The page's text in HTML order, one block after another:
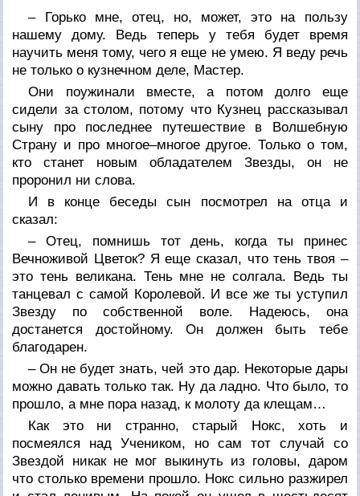
– Горько мне, отец, но, может, это на пользу
нашему дому. Ведь теперь у тебя будет время
научить меня тому, чего я еще не умею. Я веду речь
не только о кузнечном деле, Мастер.
Они поужинали вместе, а потом долго еще
сидели за столом, потому что Кузнец рассказывал
сыну про последнее путешествие в Волшебную
Страну и про многое–многое другое. Только о том,
кто станет новым обладателем Звезды, он не
проронил ни слова.
И в конце беседы сын посмотрел на отца и
сказал:
– Отец, помнишь тот день, когда ты принес
Вечноживой Цветок? Я еще сказал, что тень твоя –
это тень великана. Тень мне не солгала. Ведь ты
танцевал с самой Королевой. И все же ты уступил
Звезду по собственной воле. Надеюсь, она
достанется достойному. Он должен быть тебе
благодарен.
– Он не будет знать, чей это дар. Некоторые дары
можно давать только так. Ну да ладно. Что было, то
прошло, а мне пора назад, к молоту да клещам…
Как это ни странно, старый Нокс, хоть и
посмеялся над Учеником, но сам тот случай со
Звездой никак не мог выкинуть из головы, даром
что столько времени прошло. Нокс сильно разжирел